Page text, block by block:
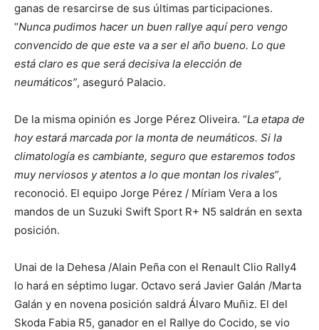
ganas de resarcirse de sus últimas participaciones.
“Nunca pudimos hacer un buen rallye aquí pero vengo
convencido de que este va a ser el año bueno. Lo que
está claro es que será decisiva la elección de
neumáticos”, aseguró Palacio.
De la misma opinión es Jorge Pérez Oliveira. “La etapa de
hoy estará marcada por la monta de neumáticos. Si la
climatología es cambiante, seguro que estaremos todos
muy nerviosos y atentos a lo que montan los rivales”,
reconoció. El equipo Jorge Pérez / Míriam Vera a los
mandos de un Suzuki Swift Sport R+ N5 saldrán en sexta
posición.
Unai de la Dehesa /Alain Peña con el Renault Clio Rally4
lo hará en séptimo lugar. Octavo será Javier Galán /Marta
Galán y en novena posición saldrá Álvaro Muñiz. El del
Skoda Fabia R5, ganador en el Rallye do Cocido, se vio